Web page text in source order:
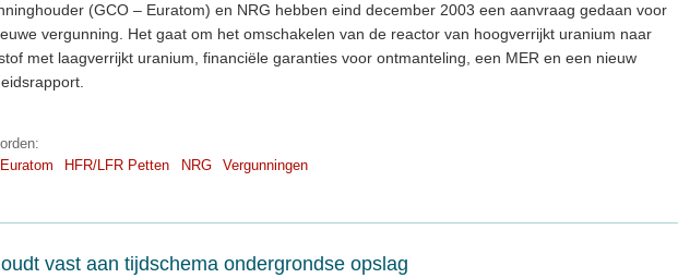
(GCO – Euratom) en NRG hebben eind december 2003 een aanvraag gedaan voor
vergunning. Het gaat om het omschakelen van de reactor van hoogverrijkt uranium naar
met laagverrijkt uranium, financiële garanties voor ontmanteling, een MER en een nieuw
Euratom HFR/LFR Petten NRG Vergunningen
vast aan tijdschema ondergrondse opslag